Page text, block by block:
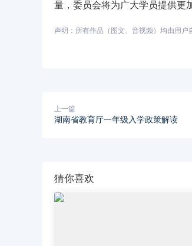
量，委员会将为广大学员提供更
声明：所有作品（图文、音视频）均由用
上一篇
湖南省教育厅一年级入学政策解读
猜你喜欢